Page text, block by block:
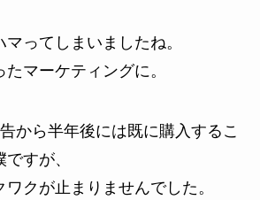
ってしまいましたね。
マーケティングに。
から半年後には既に購入するこ
すが、
クが止まりませんでした。